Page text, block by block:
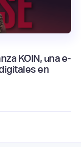
KOIN, una e-
en